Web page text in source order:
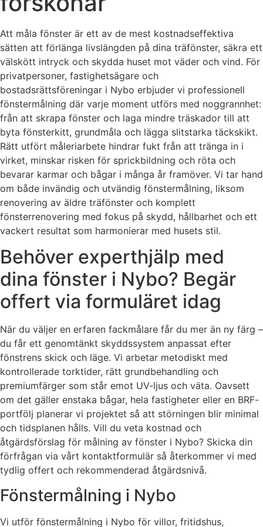
Att måla fönster är ett av de mest kostnadseffektiva
sätten att förlänga livslängden på dina träfönster, säkra ett
välskött intryck och skydda huset mot väder och vind. För
privatpersoner, fastighetsägare och
bostadsrättsföreningar i Nybo erbjuder vi professionell
fönstermålning där varje moment utförs med noggrannhet:
från att skrapa fönster och laga mindre träskador till att
byta fönsterkitt, grundmåla och lägga slitstarka täckskikt.
Rätt utfört måleriarbete hindrar fukt från att tränga in i
virket, minskar risken för sprickbildning och röta och
bevarar karmar och bågar i många år framöver. Vi tar hand
om både invändig och utvändig fönstermålning, liksom
renovering av äldre träfönster och komplett
fönsterrenovering med fokus på skydd, hållbarhet och ett
vackert resultat som harmonierar med husets stil.
Behöver experthjälp med
dina fönster i Nybo? Begär
offert via formuläret idag
När du väljer en erfaren fackmålare får du mer än ny färg –
du får ett genomtänkt skyddssystem anpassat efter
fönstrens skick och läge. Vi arbetar metodiskt med
kontrollerade torktider, rätt grundbehandling och
premiumfärger som står emot UV-ljus och väta. Oavsett
om det gäller enstaka bågar, hela fastigheter eller en BRF-
portfölj planerar vi projektet så att störningen blir minimal
och tidsplanen hålls. Vill du veta kostnad och
åtgärdsförslag för målning av fönster i Nybo? Skicka din
förfrågan via vårt kontaktformulär så återkommer vi med
tydlig offert och rekommenderad åtgärdsnivå.
Fönstermålning i Nybo
Vi utför fönstermålning i Nybo för villor, fritidshus,